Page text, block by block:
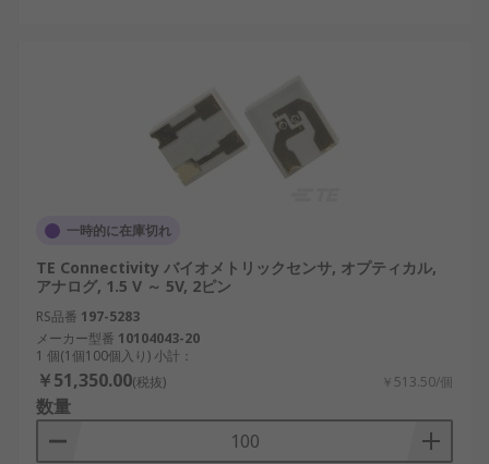
一時的に在庫切れ
TE Connectivity バイオメトリックセンサ, オプティカル,
アナログ, 1.5 V ～ 5V, 2ピン
RS品番 197-5283
メーカー型番 10104043-20
1 個(1個100個入り) 小計：
￥51,350.00(税抜) ￥513.50/個
数量